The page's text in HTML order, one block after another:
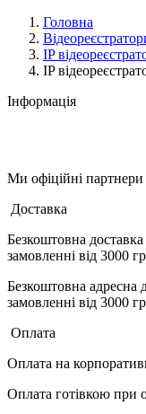
Головна
IP
IP
Інформація
Ми офіційні партнери
Доставка
Безкоштовна
замовленні від 3000
Безкоштовна
замовленні від 3000
Оплата
Оплата на
Оплата готівкою при